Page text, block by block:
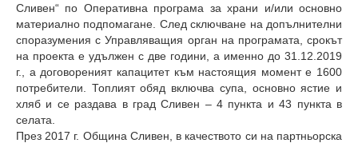
Сливен“ по Оперативна програма за храни и/или основно
материално подпомагане. След сключване на допълнителни
споразумения с Управляващия орган на програмата, срокът
на проекта е удължен с две години, а именно до 31.12.2019
г., а договореният капацитет към настоящия момент е 1600
потребители. Топлият обяд включва супа, основно ястие и
хляб и се раздава в град Сливен – 4 пункта и 43 пункта в
селата.
През 2017 г. Община Сливен, в качеството си на партньорска